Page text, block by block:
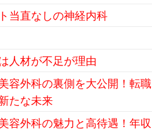
当直なしの神経内科
人材が不足が理由
容外科の裏側を大公開！転職
たな未来
容外科の魅力と高待遇！年収